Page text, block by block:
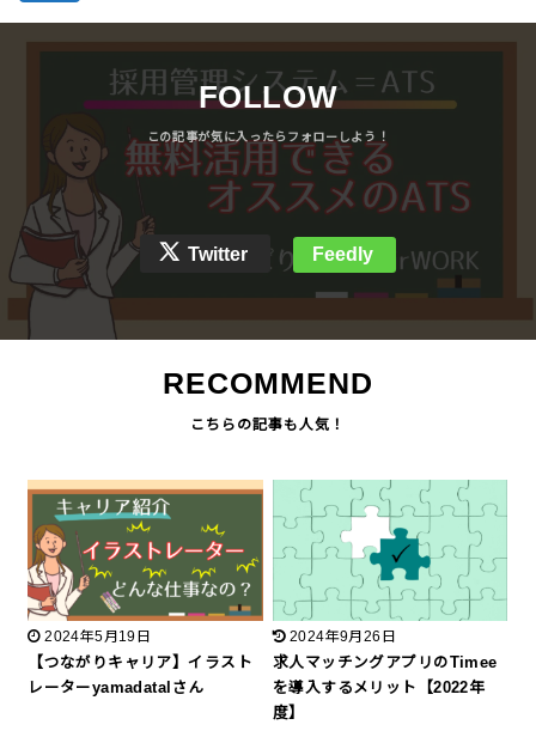
FOLLOW
Twitter Feedly
RECOMMEND
2024年5月19日
【つながりキャリア】イラスト
レーターyamadatalさん
2024年9月26日
求人マッチングアプリのTimee
を導入するメリット【2022年
度】